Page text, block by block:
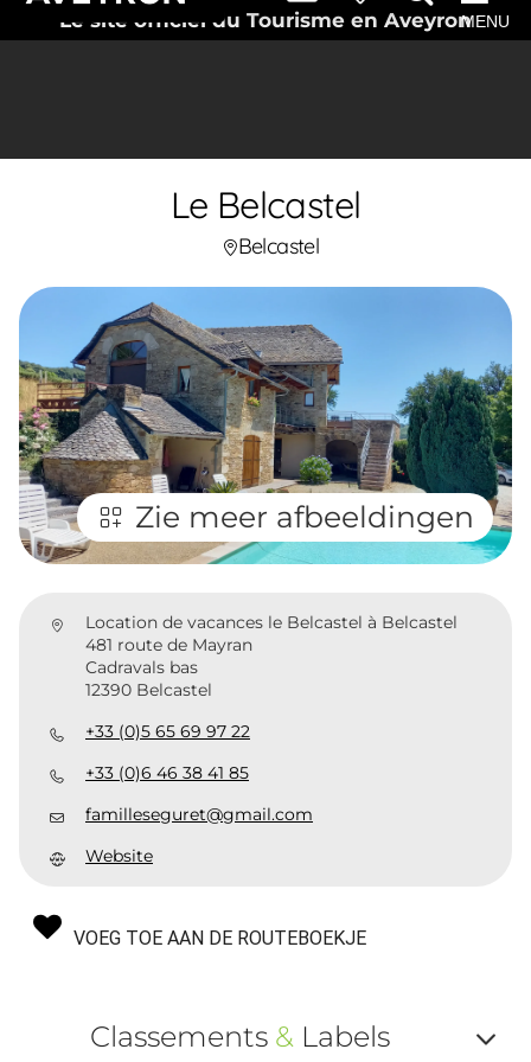
Le site officiel du Tourisme en AveyronMENU
Le Belcastel
Belcastel
Zie meer afbeeldingen
Location de vacances le Belcastel à Belcastel
481 route de Mayran
Cadravals bas
12390 Belcastel
+33 (0)5 65 69 97 22
+33 (0)6 46 38 41 85
familleseguret@gmail.com
Website
VOEG TOE AAN DE ROUTEBOEKJE
Classements &Labels